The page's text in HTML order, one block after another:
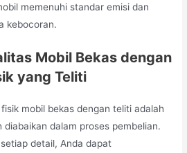
memenuhi standar emisi dan
kebocoran.
Mobil Bekas dengan
yang Teliti
mobil bekas dengan teliti adalah
dalam proses pembelian.
detail, Anda dapat